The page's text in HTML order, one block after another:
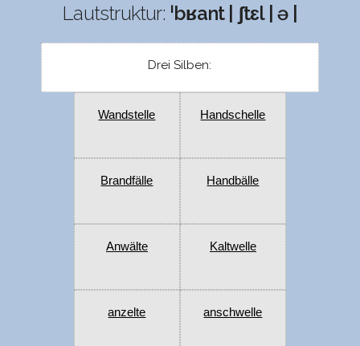
Lautstruktur: ˈbʁant | ʃtɛl | ə |
Drei Silben:
Wandstelle Handschelle
Brandfälle Handbälle
Anwälte Kaltwelle
anzelte anschwelle